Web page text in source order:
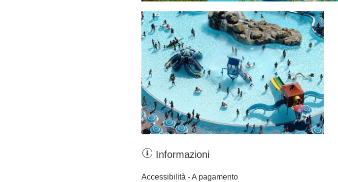
Informazioni
Accessibilità - A pagamento